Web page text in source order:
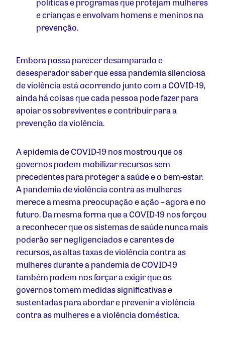
e crianças e envolvam homens e meninos na
prevenção.
Embora possa parecer desamparado e
desesperador saber que essa pandemia silenciosa
de violência está ocorrendo junto com a COVID-19,
ainda há coisas que cada pessoa pode fazer para
apoiar os sobreviventes e contribuir para a
prevenção da violência.
A epidemia de COVID-19 nos mostrou que os
governos podem mobilizar recursos sem
precedentes para proteger a saúde e o bem-estar.
A pandemia de violência contra as mulheres
merece a mesma preocupação e ação – agora e no
futuro. Da mesma forma que a COVID-19 nos forçou
a reconhecer que os sistemas de saúde nunca mais
poderão ser negligenciados e carentes de
recursos, as altas taxas de violência contra as
mulheres durante a pandemia de COVID-19
também podem nos forçar a exigir que os
governos tomem medidas significativas e
sustentadas para abordar e prevenir a violência
contra as mulheres e a violência doméstica.